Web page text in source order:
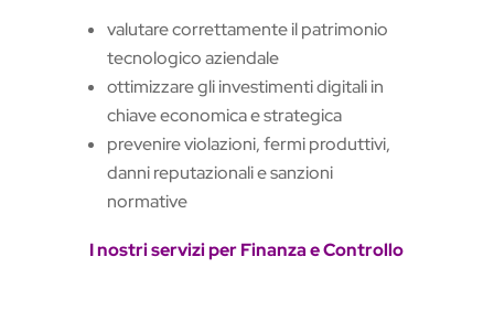
valutare correttamente il patrimonio
tecnologico aziendale
ottimizzare gli investimenti digitali in
chiave economica e strategica
prevenire violazioni, fermi produttivi,
danni reputazionali e sanzioni
normative
I nostri servizi per Finanza e Controllo